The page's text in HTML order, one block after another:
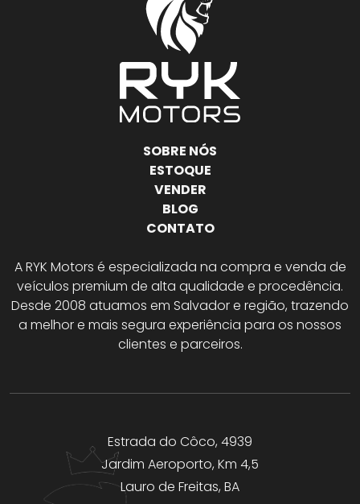
SOBRE NÓS
ESTOQUE
VENDER
BLOG
CONTATO
A RYK Motors é especializada na compra e venda de
veículos premium de alta qualidade e procedência.
Desde 2008 atuamos em Salvador e região, trazendo
a melhor e mais segura experiência para os nossos
clientes e parceiros.
Estrada do Côco, 4939
Jardim Aeroporto, Km 4,5
Lauro de Freitas, BA